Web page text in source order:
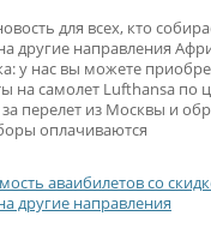
для всех, кто
другие направления
у нас вы можете
на самолет Lufthansa по
за перелет из Москвы и
оплачиваются
аваибилетов со
другие направления